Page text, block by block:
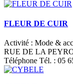
FLEUR DE CUIR
Activité : Mode &
RUE DE LA
Téléphone Tél. : 05